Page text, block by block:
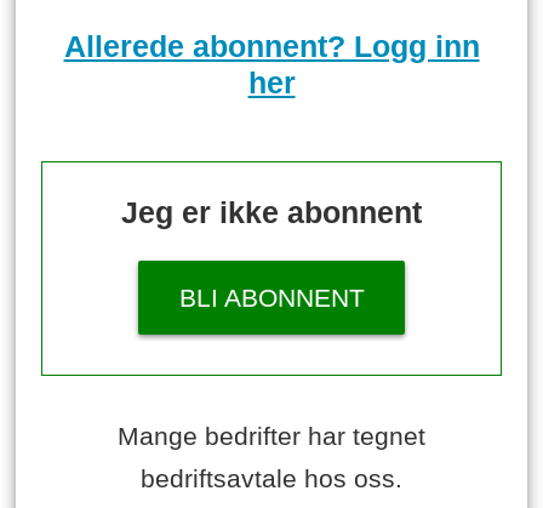
Allerede abonnent? Logg inn
her
Jeg er ikke abonnent
BLI ABONNENT
Mange bedrifter har tegnet
bedriftsavtale hos oss.